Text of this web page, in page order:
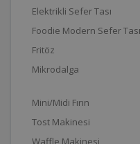
Elektrikli Sefer Tası
Foodie Modern Sefer Tası
Fritöz
Mikrodalga
Mini/Midi Fırın
Tost Makinesi
Waffle Makinesi